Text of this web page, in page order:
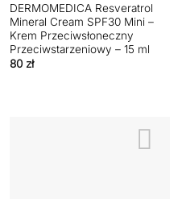
DERMOMEDICA Resveratrol
Mineral Cream SPF30 Mini –
Krem Przeciwsłoneczny
Przeciwstarzeniowy – 15 ml
80 zł